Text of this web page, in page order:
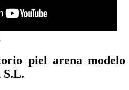
piel arena modelo
S.L.